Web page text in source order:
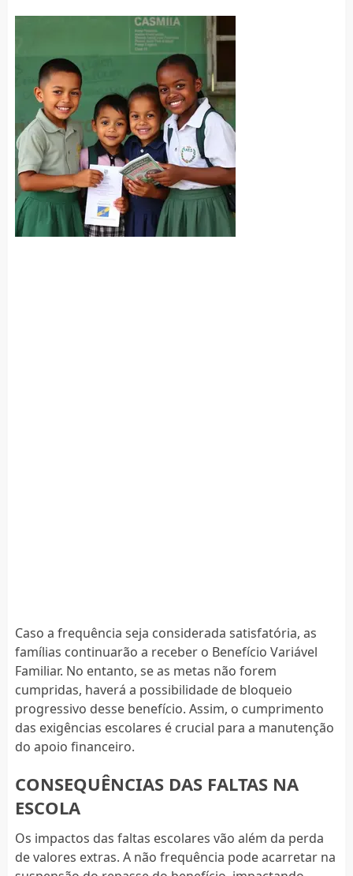
Caso a frequência seja considerada satisfatória, as
famílias continuarão a receber o Benefício Variável
Familiar. No entanto, se as metas não forem
cumpridas, haverá a possibilidade de bloqueio
progressivo desse benefício. Assim, o cumprimento
das exigências escolares é crucial para a manutenção
do apoio financeiro.
CONSEQUÊNCIAS DAS FALTAS NA
ESCOLA
Os impactos das faltas escolares vão além da perda
de valores extras. A não frequência pode acarretar na